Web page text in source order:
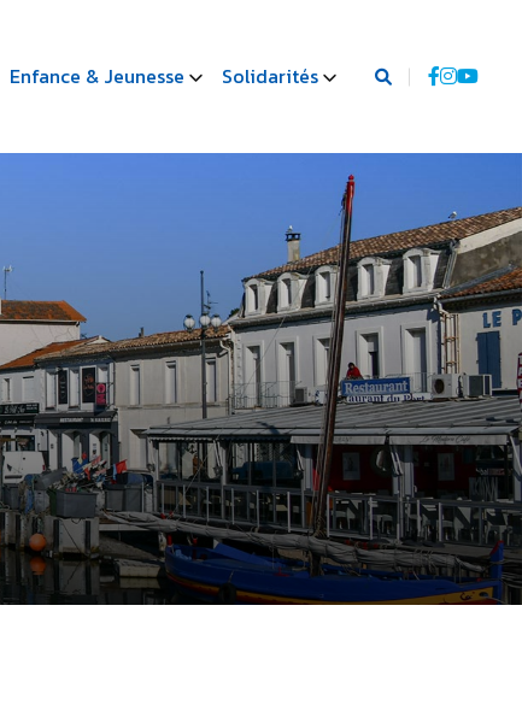
Enfance & Jeunesse Solidarités